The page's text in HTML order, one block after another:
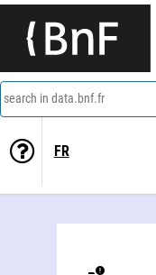
search in data.bnf.fr
FR